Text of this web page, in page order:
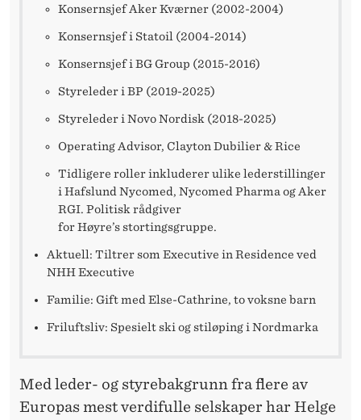
Konsernsjef Aker Kværner (2002-2004)
Konsernsjef i Statoil (2004-2014)
Konsernsjef i BG Group (2015-2016)
Styreleder i BP (2019-2025)
Styreleder i Novo Nordisk (2018-2025)
Operating Advisor, Clayton Dubilier & Rice
Tidligere roller inkluderer ulike lederstillinger
i Hafslund Nycomed, Nycomed Pharma og Aker
RGI. Politisk rådgiver
for Høyre’s stortingsgruppe.
Aktuell: Tiltrer som Executive in Residence ved
NHH Executive
Familie: Gift med Else-Cathrine, to voksne barn
Friluftsliv: Spesielt ski og stiløping i Nordmarka
Med leder- og styrebakgrunn fra flere av
Europas mest verdifulle selskaper har Helge